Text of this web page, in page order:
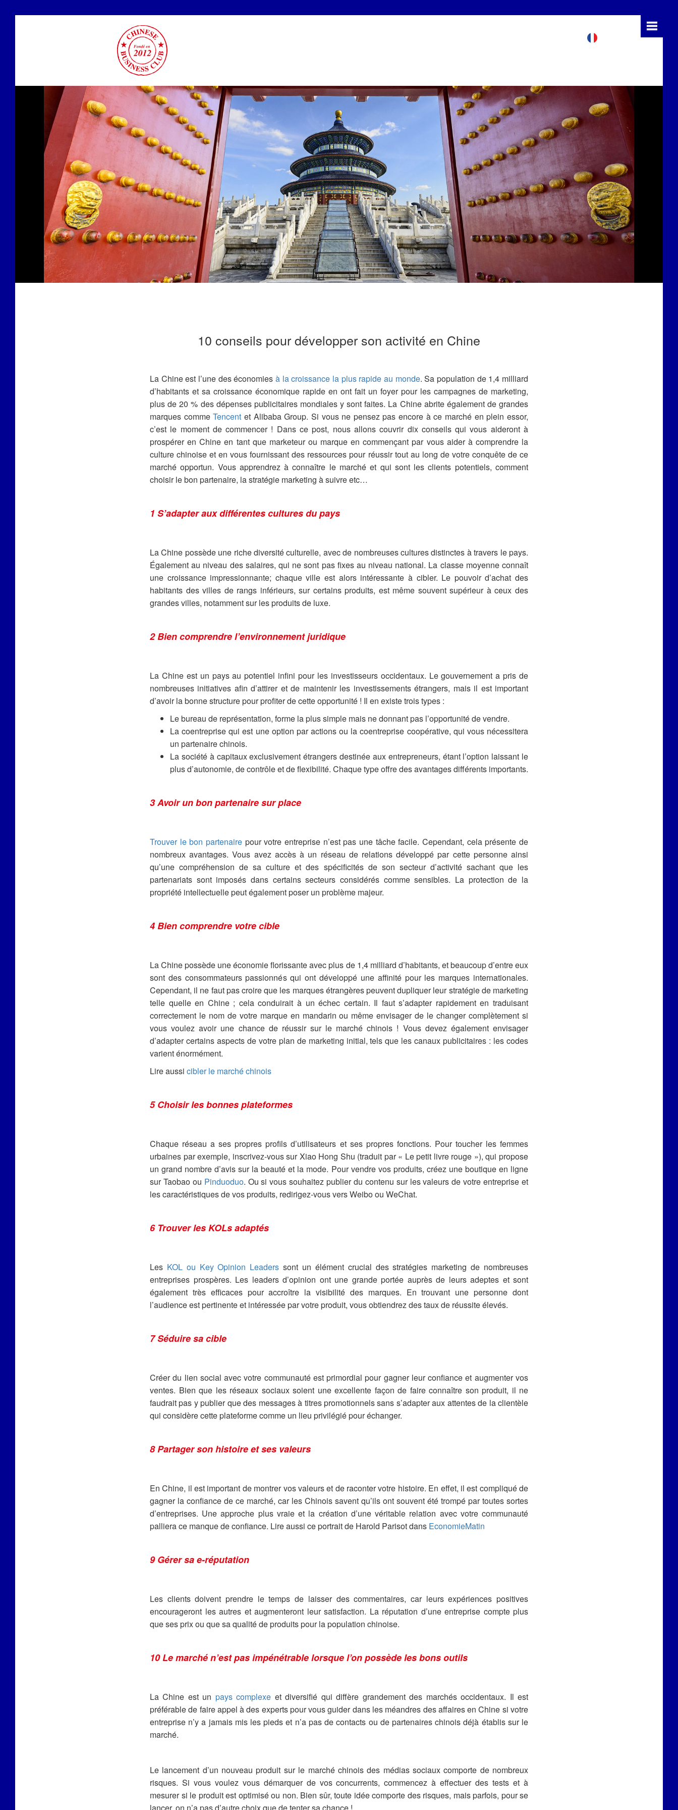
10 conseils pour développer son activité en Chine
La Chine est l’une des économies à la croissance la plus rapide au monde. Sa population de 1,4 milliard
d’habitants et sa croissance économique rapide en ont fait un foyer pour les campagnes de marketing,
plus de 20 % des dépenses publicitaires mondiales y sont faites. La Chine abrite également de grandes
marques commeTencent et Alibaba Group. Si vous ne pensez pas encore à ce marché en plein essor,
c’est le moment de commencer ! Dans ce post, nous allons couvrir dix conseils qui vous aideront à
prospérer en Chine en tant que marketeur ou marque en commençant par vous aider à comprendre la
culture chinoise et en vous fournissant des ressources pour réussir tout au long de votre conquête de ce
marché opportun. Vous apprendrez à connaître le marché et qui sont les clients potentiels, comment
choisir le bon partenaire, la stratégie marketing à suivre etc…
1 S’adapter aux différentes cultures du pays
La Chine possède une riche diversité culturelle, avec de nombreuses cultures distinctes à travers le pays.
Également au niveau des salaires, qui ne sont pas fixes au niveau national. La classe moyenne connaît
une croissance impressionnante; chaque ville est alors intéressante à cibler. Le pouvoir d’achat des
habitants des villes de rangs inférieurs, sur certains produits, est même souvent supérieur à ceux des
grandes villes, notamment sur les produits de luxe.
2 Bien comprendre l’environnement juridique
La Chine est un pays au potentiel infini pour les investisseurs occidentaux. Le gouvernement a pris de
nombreuses initiatives afin d’attirer et de maintenir les investissements étrangers, mais il est important
d’avoir la bonne structure pour profiter de cette opportunité ! Il en existe trois types :
Le bureau de représentation, forme la plus simple mais ne donnant pas l’opportunité de vendre.
La coentreprise qui est une option par actions ou la coentreprise coopérative, qui vous nécessitera
un partenaire chinois.
La société à capitaux exclusivement étrangers destinée aux entrepreneurs, étant l’option laissant le
plus d’autonomie, de contrôle et de flexibilité. Chaque type offre des avantages différents importants.
3 Avoir un bon partenaire sur place
Trouver le bon partenaire pour votre entreprise n’est pas une tâche facile. Cependant, cela présente de
nombreux avantages. Vous avez accès à un réseau de relations développé par cette personne ainsi
qu’une compréhension de sa culture et des spécificités de son secteur d’activité sachant que les
partenariats sont imposés dans certains secteurs considérés comme sensibles. La protection de la
propriété intellectuelle peut également poser un problème majeur.
4 Bien comprendre votre cible
La Chine possède une économie florissante avec plus de 1,4 milliard d’habitants, et beaucoup d’entre eux
sont des consommateurs passionnés qui ont développé une affinité pour les marques internationales.
Cependant, il ne faut pas croire que les marques étrangères peuvent dupliquer leur stratégie de marketing
telle quelle en Chine ; cela conduirait à un échec certain. Il faut s’adapter rapidement en traduisant
correctement le nom de votre marque en mandarin ou même envisager de le changer complètement si
vous voulez avoir une chance de réussir sur le marché chinois ! Vous devez également envisager
d’adapter certains aspects de votre plan de marketing initial, tels que les canaux publicitaires : les codes
varient énormément.
Lire aussi cibler le marché chinois
5 Choisir les bonnes plateformes
Chaque réseau a ses propres profils d’utilisateurs et ses propres fonctions. Pour toucher les femmes
urbaines par exemple, inscrivez-vous sur Xiao Hong Shu (traduit par « Le petit livre rouge »), qui propose
un grand nombre d’avis sur la beauté et la mode. Pour vendre vos produits, créez une boutique en ligne
sur Taobao ou Pinduoduo. Ou si vous souhaitez publier du contenu sur les valeurs de votre entreprise et
les caractéristiques de vos produits, redirigez-vous vers Weibo ou WeChat.
6 Trouver les KOLs adaptés
Les KOL ou Key Opinion Leaders sont un élément crucial des stratégies marketing de nombreuses
entreprises prospères. Les leaders d’opinion ont une grande portée auprès de leurs adeptes et sont
également très efficaces pour accroître la visibilité des marques. En trouvant une personne dont
l’audience est pertinente et intéressée par votre produit, vous obtiendrez des taux de réussite élevés.
7 Séduire sa cible
Créer du lien social avec votre communauté est primordial pour gagner leur confiance et augmenter vos
ventes. Bien que les réseaux sociaux soient une excellente façon de faire connaître son produit, il ne
faudrait pas y publier que des messages à titres promotionnels sans s’adapter aux attentes de la clientèle
qui considère cette plateforme comme un lieu privilégié pour échanger.
8 Partager son histoire et ses valeurs
En Chine, il est important de montrer vos valeurs et de raconter votre histoire. En effet, il est compliqué de
gagner la confiance de ce marché, car les Chinois savent qu’ils ont souvent été trompé par toutes sortes
d’entreprises. Une approche plus vraie et la création d’une véritable relation avec votre communauté
palliera ce manque de confiance. Lire aussi ce portrait de Harold Parisot dans EconomieMatin
9 Gérer sa e-réputation
Les clients doivent prendre le temps de laisser des commentaires, car leurs expériences positives
encourageront les autres et augmenteront leur satisfaction. La réputation d’une entreprise compte plus
que ses prix ou que sa qualité de produits pour la population chinoise.
10 Le marché n’est pas impénétrable lorsque l’on possède les bons outils
La Chine est un pays complexe et diversifié qui diffère grandement des marchés occidentaux. Il est
préférable de faire appel à des experts pour vous guider dans les méandres des affaires en Chine si votre
entreprise n’y a jamais mis les pieds et n’a pas de contacts ou de partenaires chinois déjà établis sur le
marché.
Le lancement d’un nouveau produit sur le marché chinois des médias sociaux comporte de nombreux
risques. Si vous voulez vous démarquer de vos concurrents, commencez à effectuer des tests et à
mesurer si le produit est optimisé ou non. Bien sûr, toute idée comporte des risques, mais parfois, pour se